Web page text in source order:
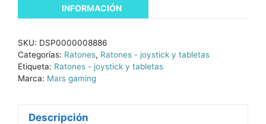
INFORMACIÓN
SKU: DSP0000008886
Categorías: Ratones, Ratones - joystick y tabletas
Etiqueta: Ratones - joystick y tabletas
Marca: Mars gaming
Descripción